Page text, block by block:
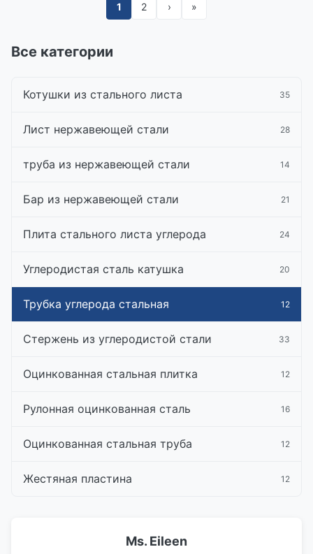
1 2 › »
Все категории
Котушки из стального листа 35
Лист нержавеющей стали 28
труба из нержавеющей стали 14
Бар из нержавеющей стали 21
Плита стального листа углерода 24
Углеродистая сталь катушка 20
Трубка углерода стальная 12
Стержень из углеродистой стали 33
Оцинкованная стальная плитка 12
Рулонная оцинкованная сталь 16
Оцинкованная стальная труба 12
Жестяная пластина 12
Ms. Eileen